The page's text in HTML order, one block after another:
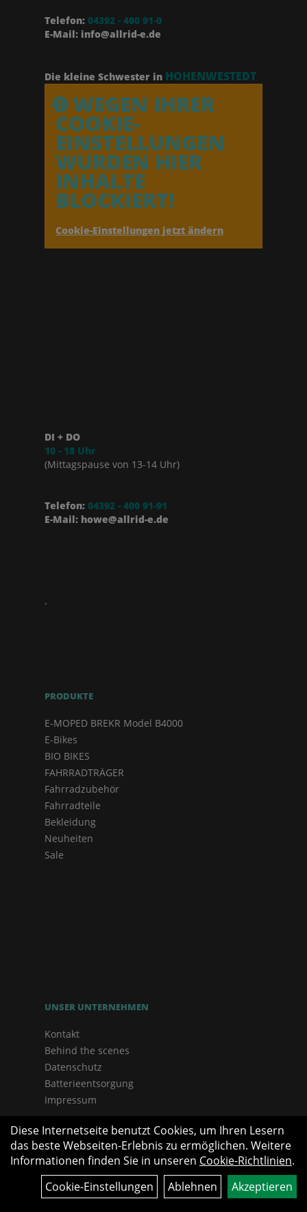
Telefon: 04392 - 400 91-0
E-Mail: info@allrid-e.de
Die kleine Schwester in HOHENWESTEDT
WEGEN IHRER
COOKIE-
EINSTELLUNGEN
WURDEN HIER
INHALTE
BLOCKIERT!
Cookie-Einstellungen jetzt ändern
DI + DO
10 - 18 Uhr
(Mittagspause von 13-14 Uhr)
Telefon: 04392 - 400 91-91
E-Mail: howe@allrid-e.de
.
PRODUKTE
E-MOPED BREKR Model B4000
E-Bikes
BIO BIKES
FAHRRADTRÄGER
Fahrradzubehör
Fahrradteile
Bekleidung
Neuheiten
Sale
UNSER UNTERNEHMEN
Kontakt
Behind the scenes
Datenschutz
Batterieentsorgung
Impressum
Diese Internetseite benutzt Cookies, um Ihren Lesern
das beste Webseiten-Erlebnis zu ermöglichen. Weitere
Informationen finden Sie in unseren Cookie-Richtlinien.
Cookie-Einstellungen
Ablehnen Akzeptieren